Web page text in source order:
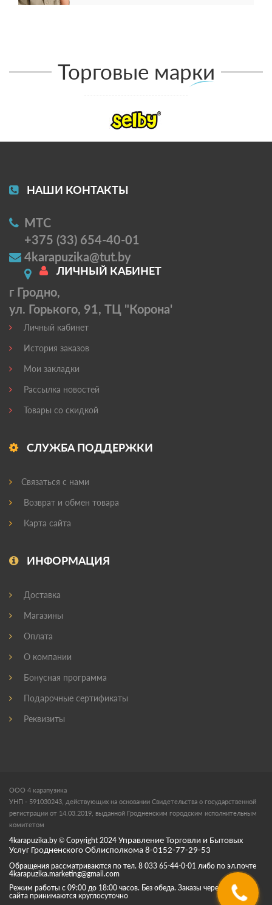
Торговые марки
НАШИ КОНТАКТЫ
МТС
+375 (33) 654-40-01
4karapuzika@tut.by
г Гродно,
ул. Горького, 91, ТЦ "Корона'
ЛИЧНЫЙ КАБИНЕТ
Личный кабинет
История заказов
Мои закладки
Рассылка новостей
Товары со скидкой
СЛУЖБА ПОДДЕРЖКИ
Связаться с нами
Возврат и обмен товара
Карта сайта
ИНФОРМАЦИЯ
Доставка
Магазины
Оплата
О компании
Бонусная программа
Подарочные сертификаты
Реквизиты
ООО 4 карапузика
УНП - 591030243, действующих на основании Свидетельства о государственной
регистрации от 14.03.2019, выданной Гродненским городским исполнительным
комитетом
4karapuzika.by © Copyright 2024 Управление Торговли и Бытовых
Услуг Гродненского Облисполкома 8-0152-77-29-53
Обращения рассматриваются по тел. 8 033 65-44-0-01 либо по эл.почте
4karapuzika.marketing@gmail.com
Режим работы с 09:00 до 18:00 часов. Без обеда. Заказы через корзину
сайта принимаются круглосуточно